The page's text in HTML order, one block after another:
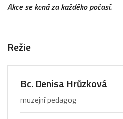
Akce se koná za každého počasí.
Režie
Bc. Denisa Hrůzková
muzejní pedagog